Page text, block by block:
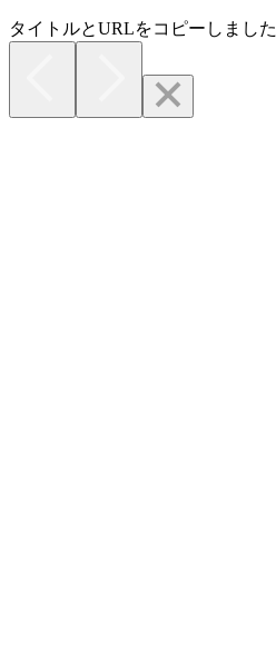
タイトルとURLをコピーしました